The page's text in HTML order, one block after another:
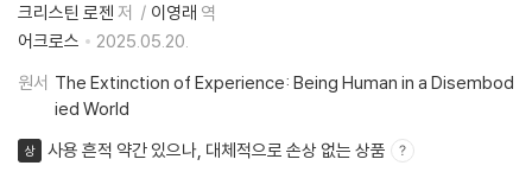
크리스틴 로젠 저 이영래 역
어크로스
2025.05.20.
원서 The Extinction of Experience: Being Human in a Disembod
ied World
상 사용 흔적 약간 있으나, 대체적으로 손상 없는 상품